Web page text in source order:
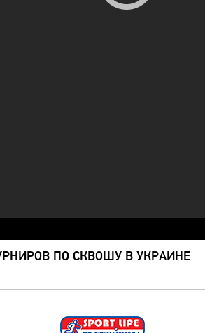
ПО СКВОШУ В УКРАИНЕ